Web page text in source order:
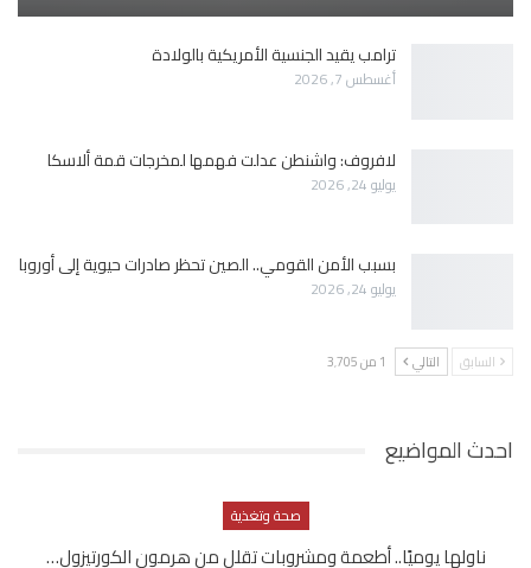
ترامب يقيد الجنسية الأمريكية بالولادة
أغسطس 7, 2026
لافروف: واشنطن عدلت فهمها لمخرجات قمة ألاسكا
يوليو 24, 2026
بسبب الأمن القومي.. الصين تحظر صادرات حيوية إلى أوروبا
يوليو 24, 2026
السابق التالي 1 من 3٬705
احدث المواضيع
صحة وتغذية
ناولها يوميًا.. أطعمة ومشروبات تقلل من هرمون الكورتيزول…